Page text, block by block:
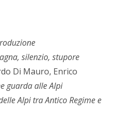
silenzio, stupore
Di Mauro, Enrico
guarda alle Alpi
Alpi tra Antico Regime e